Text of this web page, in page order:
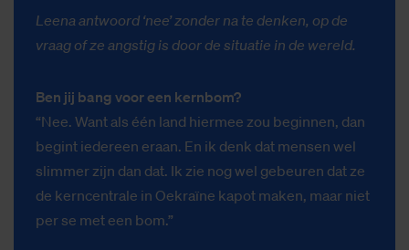
Leena antwoord ‘nee’ zonder na te denken, op de
vraag of ze angstig is door de situatie in de wereld.
Ben jij bang voor een kernbom?
“Nee. Want als één land hiermee zou beginnen, dan
begint iedereen eraan. En ik denk dat mensen wel
slimmer zijn dan dat. Ik zie nog wel gebeuren dat ze
de kerncentrale in Oekraïne kapot maken, maar niet
per se met een bom.”